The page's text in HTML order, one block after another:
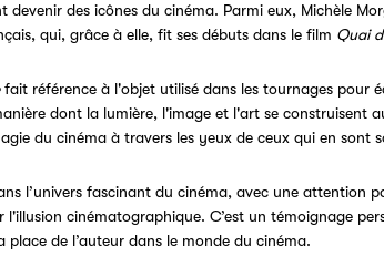
des icônes du cinéma. Parmi eux, Michèle
qui, grâce à elle, fit ses débuts dans le film Quai
fait référence à l'objet utilisé dans les tournages pour
dont la lumière, l'image et l'art se construisent
du cinéma à travers les yeux de ceux qui en sont
l’univers fascinant du cinéma, avec une attention
cinématographique. C’est un témoignage
de l’auteur dans le monde du cinéma.